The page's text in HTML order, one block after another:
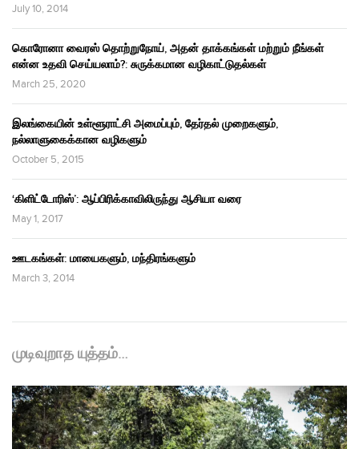
July 10, 2014
கொரோனா வைரஸ் தொற்றுநோய், அதன் தாக்கங்கள் மற்றும் நீங்கள்
என்ன உதவி செய்யலாம்?: சுருக்கமான வழிகாட்டுதல்கள்
March 25, 2020
இலங்கையின் உள்ளூராட்சி அமைப்பும், தேர்தல் முறைகளும்,
நல்லாளுகைக்கான வழிகளும்
October 5, 2015
‘கிளிட்டோரிஸ்’: ஆப்பிரிக்காவிலிருந்து ஆசியா வரை
May 1, 2017
ஊடகங்கள்: மாயைகளும், மந்திரங்களும்
March 3, 2014
முடிவுறாத யுத்தம்…